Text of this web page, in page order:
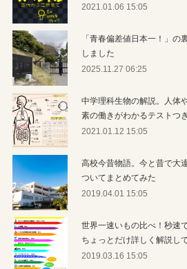
2021.01.06 15:05
「青春偏差値日本一！」
しました
2025.11.27 06:25
中学理科生物の解説。人体
素の働きがわかるテストつ
2021.01.12 15:05
高校今昔物語。今と昔で大
ついてまとめてみた
2019.04.01 15:05
世界一速いもの比べ！秒速
ちょっとだけ詳しく解説し
2019.03.16 15:05